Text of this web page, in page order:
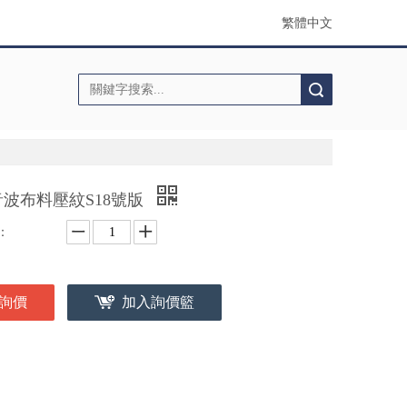
繁體中文
布料壓紋S18號版
價 加入詢價籃